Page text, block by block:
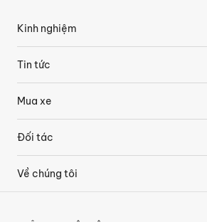
Kinh nghiệm
Tin tức
Mua xe
Đối tác
Về chúng tôi